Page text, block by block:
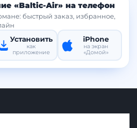
«Baltic-Air» на телефон
быстрый заказ, избранное,
Установить
как
приложение
iPhone
на экран
«Домой»